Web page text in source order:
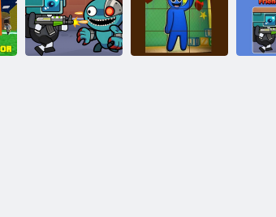
SMod: Sandbox
a Backroomsban
Rainbow
Friends Survival